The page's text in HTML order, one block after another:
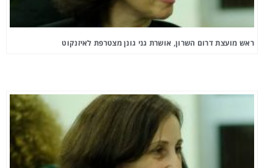
ראש מועצת דרום השרון, אושרת גני גונן מצטרפת לאיזנקוט